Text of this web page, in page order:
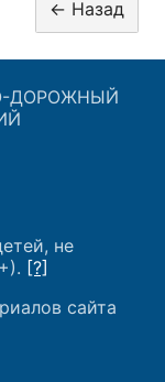
ДОРОЖНЫЙ
не
[?]
сайта